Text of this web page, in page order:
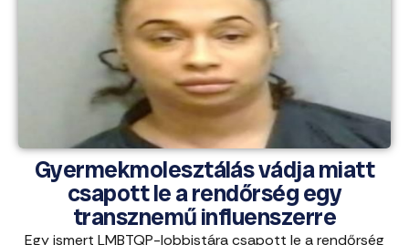
Gyermekmolesztálás vádja miatt
csapott le a rendőrség egy
transznemű influenszerre
Egy ismert LMBTQP-lobbistára csapott le a rendőrség